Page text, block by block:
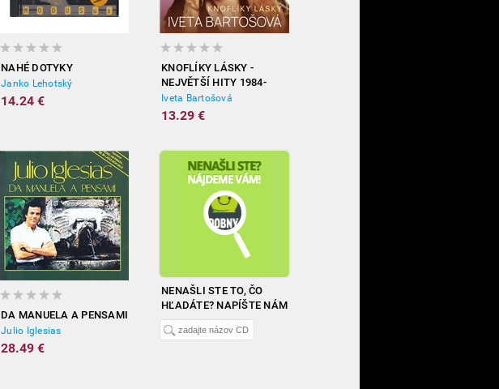
NAHÉ DOTYKY
Janko Lehotský
14.24 €
KNOFLÍKY LÁSKY -
NEJVĚTŠÍ HITY 1984-
2012
Iveta Bartošová
13.29 €
DA MANUELA A PENSAMI
Julio Iglesias
28.49 €
NENAŠLI STE TO, ČO
HĽADÁTE? NAPÍŠTE NÁM